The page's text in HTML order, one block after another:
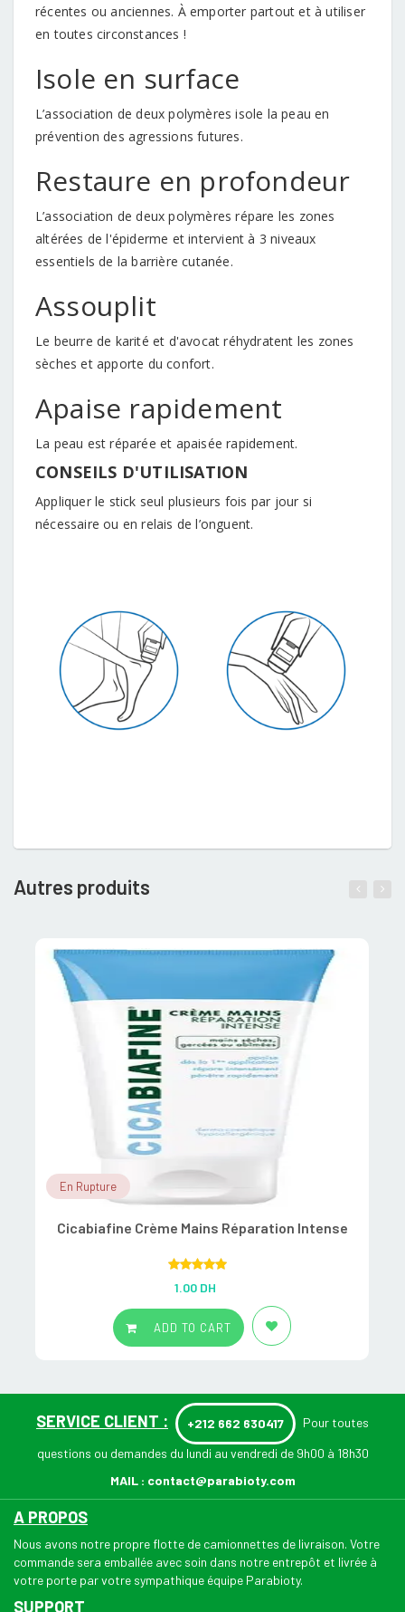
récentes ou anciennes. À emporter partout et à utiliser
en toutes circonstances !
Isole en surface
L’association de deux polymères isole la peau en
prévention des agressions futures.
Restaure en profondeur
L’association de deux polymères répare les zones
altérées de l'épiderme et intervient à 3 niveaux
essentiels de la barrière cutanée.
Assouplit
Le beurre de karité et d'avocat réhydratent les zones
sèches et apporte du confort.
Apaise rapidement
La peau est réparée et apaisée rapidement.
CONSEILS D'UTILISATION
Appliquer le stick seul plusieurs fois par jour si
nécessaire ou en relais de l’onguent.
Autres produits
En Rupture
Cicabiafine Crème Mains Réparation Intense
out of 5
1.00 DH
ADD TO CART
SERVICE CLIENT : +212 662 630417 Pour toutes
questions ou demandes du lundi au vendredi de 9h00 à 18h30
MAIL : contact@parabioty.com
A PROPOS
Nous avons notre propre flotte de camionnettes de livraison. Votre
commande sera emballée avec soin dans notre entrepôt et livrée à
votre porte par votre sympathique équipe Parabioty.
SUPPORT